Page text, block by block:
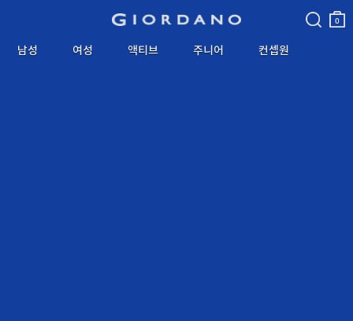
구니
0
남성 여성 액티브 주니어 컨셉원